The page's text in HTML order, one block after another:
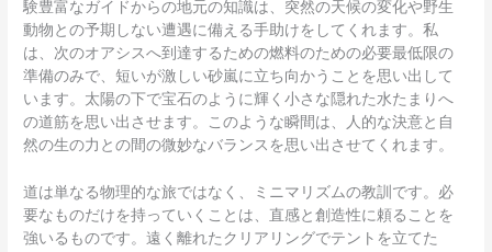
験豊富なガイドからの地元の知識は、突然の天候の変化や野生
動物との予期しない遭遇に備える手助けをしてくれます。私
は、次のオアシスへ到達するための燃料のための必要最低限の
準備のみで、短いが激しい砂嵐に立ち向かうことを思い出して
います。太陽の下で宝石のように輝く小さな隠れた水たまりへ
の道筋を思い出させます。このような瞬間は、人的な決意と自
然の生の力との間の微妙なバランスを思い出させてくれます。
道は単なる物理的な旅ではなく、ミニマリズムの教訓です。必
要なものだけを持っていくことは、直感と創造性に頼ることを
強いるものです。遠く離れたクリアリングでテントを立てた